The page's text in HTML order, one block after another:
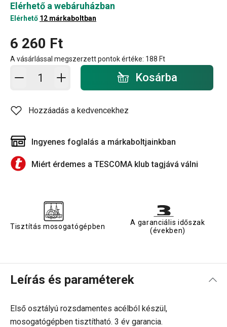
Elérhető a webáruházban
Elérhető 12 márkaboltban
6 260 Ft
A vásárlással megszerzett pontok értéke: 188 Ft
Kosárba - mennyiség Kosárba
Hozzáadás a kedvencekhez
Ingyenes foglalás a márkaboltjainkban
Miért érdemes a TESCOMA klub tagjává válni
Tisztítás mosogatógépben
A garanciális időszak
(években)
Leírás és paraméterek
Első osztályú rozsdamentes acélból készül,
mosogatógépben tisztítható. 3 év garancia.